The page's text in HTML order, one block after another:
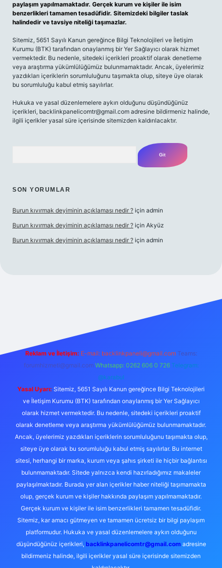
paylaşım yapılmamaktadır. Gerçek kurum ve kişiler ile isim
benzerlikleri tamamen tesadüfidir. Sitemizdeki bilgiler taslak
halindedir ve tavsiye niteliği taşımazlar.
Sitemiz, 5651 Sayılı Kanun gereğince Bilgi Teknolojileri ve İletişim
Kurumu (BTK) tarafından onaylanmış bir Yer Sağlayıcı olarak hizmet
vermektedir. Bu nedenle, sitedeki içerikleri proaktif olarak denetleme
veya araştırma yükümlülüğümüz bulunmamaktadır. Ancak, üyelerimiz
yazdıkları içeriklerin sorumluluğunu taşımakta olup, siteye üye olarak
bu sorumluluğu kabul etmiş sayılırlar.
Hukuka ve yasal düzenlemelere aykırı olduğunu düşündüğünüz
içerikleri, backlinkpanelicomtr@gmail.com adresine bildirmeniz halinde,
ilgili içerikler yasal süre içerisinde sitemizden kaldırılacaktır.
SON YORUMLAR
Burun kıvırmak deyiminin açıklaması nedir ? için admin
Burun kıvırmak deyiminin açıklaması nedir ? için Akyüz
Burun kıvırmak deyiminin açıklaması nedir ? için admin
Reklam ve İletişim: E-mail: backlinkpaneli@gmail.com Teams:
forumhizmeti@gmail.com Whatsapp: 0262 606 0 726 Telegram:
@karabul
Yasal Uyarı: Sitemiz, 5651 Sayılı Kanun gereğince Bilgi Teknolojileri
ve İletişim Kurumu (BTK) tarafından onaylanmış bir Yer Sağlayıcı
olarak hizmet vermektedir. Bu nedenle, sitedeki içerikleri proaktif
olarak denetleme veya araştırma yükümlülüğümüz bulunmamaktadır.
Ancak, üyelerimiz yazdıkları içeriklerin sorumluluğunu taşımakta olup,
siteye üye olarak bu sorumluluğu kabul etmiş sayılırlar. Bu internet
sitesi, herhangi bir marka, kurum veya şahıs şirketi ile hiçbir bağlantısı
bulunmamaktadır. Sitede yalnızca kendi hazırladığımız makaleler
paylaşılmaktadır. Burada yer alan içerikler haber niteliği taşımamakta
olup, gerçek kurum ve kişiler hakkında paylaşım yapılmamaktadır.
Gerçek kurum ve kişiler ile isim benzerlikleri tamamen tesadüfidir.
Sitemiz, kar amacı gütmeyen ve tamamen ücretsiz bir bilgi paylaşım
platformudur. Hukuka ve yasal düzenlemelere aykırı olduğunu
düşündüğünüz içerikleri, backlinkpanelicomtr@gmail.comadresine
bildirmeniz halinde, ilgili içerikler yasal süre içerisinde sitemizden